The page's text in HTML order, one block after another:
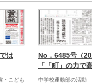
は
・こども
No．6485号（
「「町」の力で
中学校運動部の活動